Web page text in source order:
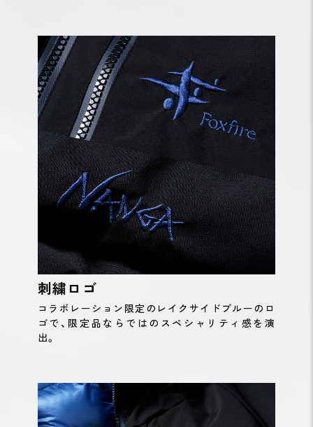
刺繍ロゴ
コラボレーション限定のレイクサイドブルーのロ
ゴで、限定品ならではのスペシャリティ感を演
出。